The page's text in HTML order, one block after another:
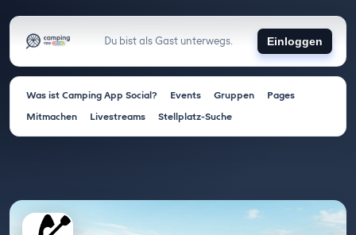
Du bist als Gast unterwegs. Einloggen
Was ist Camping App Social? Events Gruppen
Pages
Mitmachen
Livestreams Stellplatz-Suche